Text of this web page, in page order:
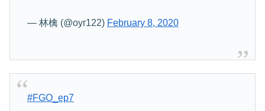
— 林檎 (@oyr122) February 8, 2020
#FGO_ep7